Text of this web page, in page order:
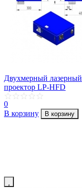
Двухмерный лазерный
проектор LP-HFD
0
В корзину
В корзину